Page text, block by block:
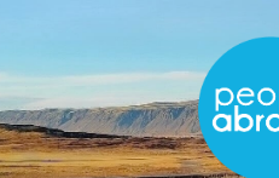
content